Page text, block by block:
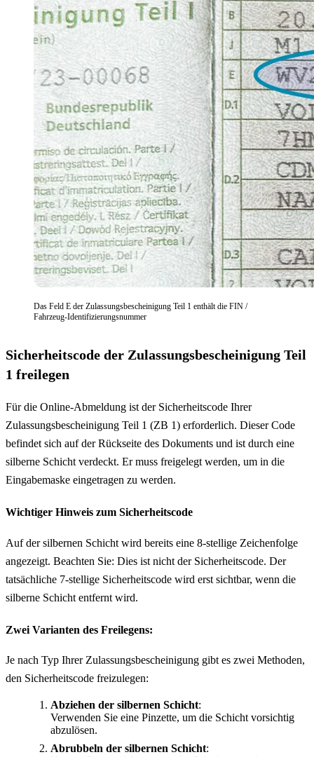
Das Feld E der Zulassungsbescheinigung Teil 1 enthält die FIN /
Fahrzeug-Identifizierungsnummer
Sicherheitscode der Zulassungsbescheinigung Teil
1 freilegen
Für die Online-Abmeldung ist der Sicherheitscode Ihrer
Zulassungsbescheinigung Teil 1 (ZB 1) erforderlich. Dieser Code
befindet sich auf der Rückseite des Dokuments und ist durch eine
silberne Schicht verdeckt. Er muss freigelegt werden, um in die
Eingabemaske eingetragen zu werden.
Wichtiger Hinweis zum Sicherheitscode
Auf der silbernen Schicht wird bereits eine 8-stellige Zeichenfolge
angezeigt. Beachten Sie: Dies ist nicht der Sicherheitscode. Der
tatsächliche 7-stellige Sicherheitscode wird erst sichtbar, wenn die
silberne Schicht entfernt wird.
Zwei Varianten des Freilegens:
Je nach Typ Ihrer Zulassungsbescheinigung gibt es zwei Methoden,
den Sicherheitscode freizulegen:
Abziehen der silbernen Schicht:
Verwenden Sie eine Pinzette, um die Schicht vorsichtig
abzulösen.
Abrubbeln der silbernen Schicht: